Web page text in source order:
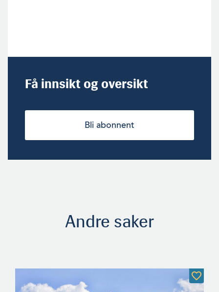
Få innsikt og oversikt
Bli abonnent
Andre saker